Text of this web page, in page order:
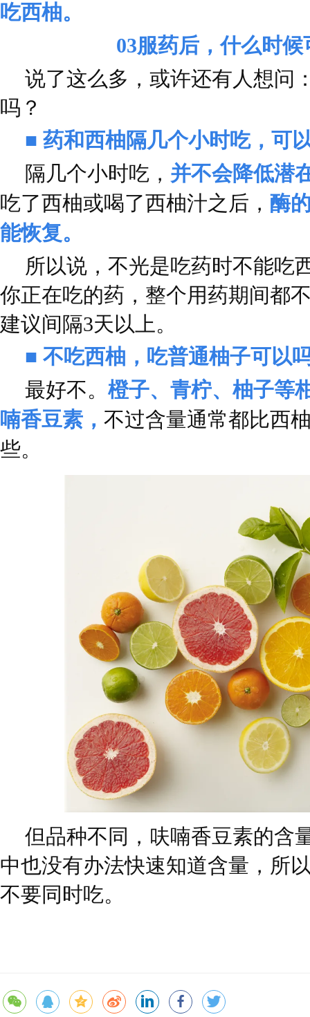
吃西柚。
03服药后，什么时
说了这么多，或许还有人想问
吗？
■ 药和西柚隔几个小时吃，可
隔几个小时吃， 并不会降低潜
吃了西柚或喝了西柚汁之后， 酶
能恢复。
所以说，不光是吃药时不能吃
你正在吃的药，整个用药期间都
建议间隔3天以上。
■ 不吃西柚，吃普通柚子可以
最好不。 橙子、青柠、柚子等
喃香豆素， 不过含量通常都比西
些。
但品种不同，呋喃香豆素的含
中也没有办法快速知道含量，所
不要同时吃。